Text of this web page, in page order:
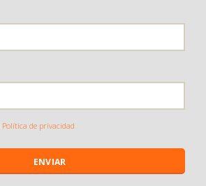
Política de privacidad
ENVIAR